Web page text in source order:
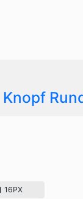
Knopf
16PX